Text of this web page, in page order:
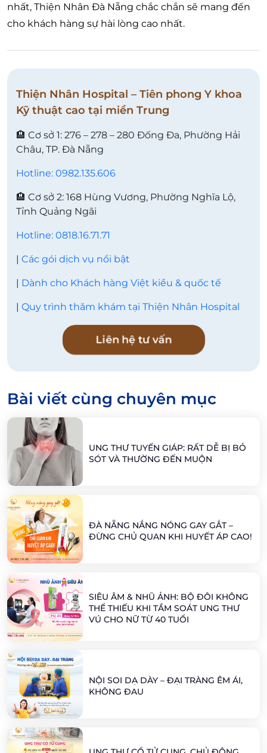
nhất, Thiện Nhân Đà Nẵng chắc chắn sẽ mang đến
cho khách hàng sự hài lòng cao nhất.
Thiện Nhân Hospital – Tiên phong Y khoa
Kỹ thuật cao tại miền Trung
🏨 Cơ sở 1: 276 – 278 – 280 Đống Đa, Phường Hải
Châu, TP. Đà Nẵng
Hotline: 0982.135.606
🏨 Cơ sở 2: 168 Hùng Vương, Phường Nghĩa Lộ,
Tỉnh Quảng Ngãi
Hotline: 0818.16.71.71
| Các gói dịch vụ nổi bật
| Dành cho Khách hàng Việt kiều & quốc tế
| Quy trình thăm khám tại Thiện Nhân Hospital
Liên hệ tư vấn
Bài viết cùng chuyên mục
UNG THƯ TUYẾN GIÁP: RẤT DỄ BỊ BỎ
SÓT VÀ THƯỜNG ĐẾN MUỘN
ĐÀ NẴNG NẮNG NÓNG GAY GẮT –
ĐỪNG CHỦ QUAN KHI HUYẾT ÁP CAO!
SIÊU ÂM & NHŨ ẢNH: BỘ ĐÔI KHÔNG
THỂ THIẾU KHI TẦM SOÁT UNG THƯ
VÚ CHO NỮ TỪ 40 TUỔI
NỘI SOI DẠ DÀY – ĐẠI TRÀNG ÊM ÁI,
KHÔNG ĐAU